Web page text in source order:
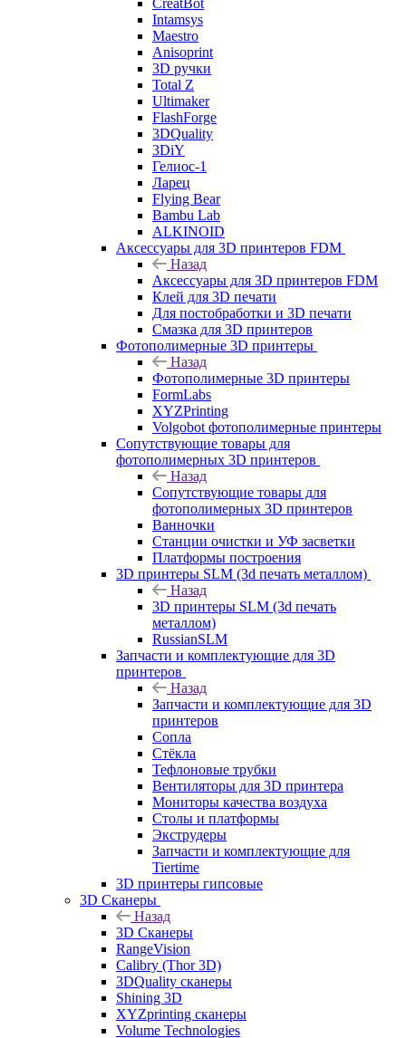
CreatBot
Intamsys
Maestro
Anisoprint
3D ручки
Total Z
Ultimaker
FlashForge
3DQuality
3DiY
Гелиос-1
Ларец
Flying Bear
Bambu Lab
ALKINOID
Аксессуары для 3D принтеров FDM
Назад
Аксессуары для 3D принтеров FDM
Клей для 3D печати
Для постобработки и 3D печати
Смазка для 3D принтеров
Фотополимерные 3D принтеры
Назад
Фотополимерные 3D принтеры
FormLabs
XYZPrinting
Volgobot фотополимерные принтеры
Сопутствующие товары для
фотополимерных 3D принтеров
Назад
Сопутствующие товары для
фотополимерных 3D принтеров
Ванночки
Станции очистки и УФ засветки
Платформы построения
3D принтеры SLM (3d печать металлом)
Назад
3D принтеры SLM (3d печать
металлом)
RussianSLM
Запчасти и комплектующие для 3D
принтеров
Назад
Запчасти и комплектующие для 3D
принтеров
Сопла
Cтёкла
Тефлоновые трубки
Вентиляторы для 3D принтера
Мониторы качества воздуха
Столы и платформы
Экструдеры
Запчасти и комплектующие для
Tiertime
3D принтеры гипсовые
3D Сканеры
Назад
3D Сканеры
RangeVision
Calibry (Thor 3D)
3DQuality сканеры
Shining 3D
XYZprinting сканеры
Volume Technologies